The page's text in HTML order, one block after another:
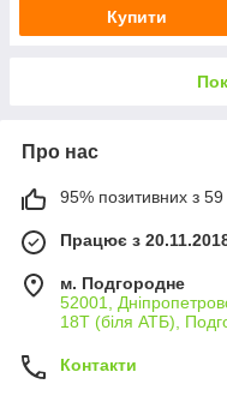
Купити
Про нас
95% позитивних з 59
Працює з
м. Подгородне
52001,
18Т (біля АТБ),
Контакти